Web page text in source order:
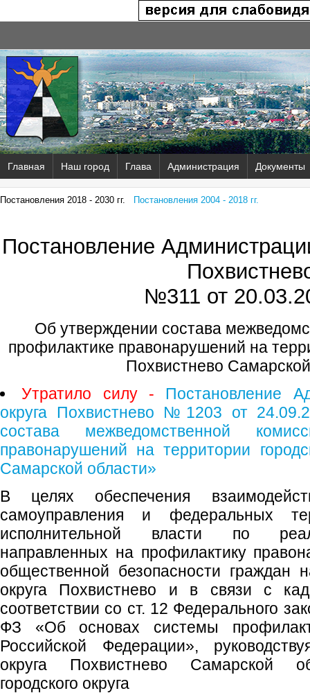
Главная Наш город Глава Администрация Документы
Постановления 2018 - 2030 гг. Постановления 2004 - 2018 гг.
Постановление
№311 от
Об утверждении состава
профилактике правонарушений на
Похвистнево
Утратило силу -
Постановление
округа Похвистнево №1203 от
состава межведомственной
правонарушений на территории
Самарской области»
В целях обеспечения
самоуправления и федеральных
исполнительной власти по
направленных на профилактику
общественной безопасности граждан
округа Похвистнево и в связи с
соответствии со ст. 12 Федерального
ФЗ «Об основах системы
Российской Федерации»,
округа Похвистнево Самарской
городского округа